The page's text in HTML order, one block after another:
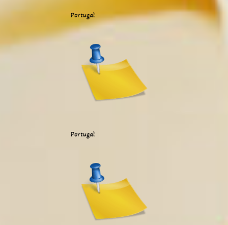
Portugal
Portugal